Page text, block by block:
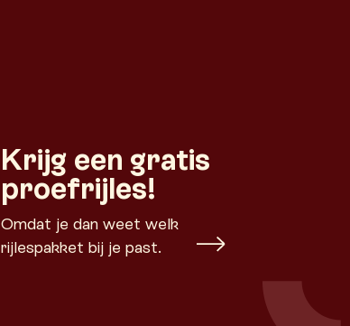
Krijg een gratis
proefrijles!
Omdat je dan weet welk
rijlespakket bij je past.